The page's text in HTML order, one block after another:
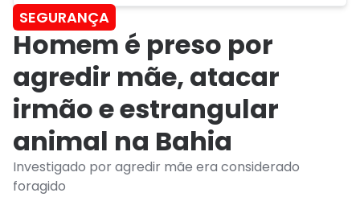
SEGURANÇA
Homem é preso por
agredir mãe, atacar
irmão e estrangular
animal na Bahia
Investigado por agredir mãe era considerado
foragido